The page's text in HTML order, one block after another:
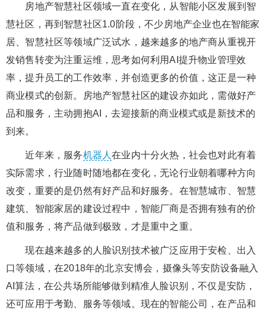
房地产智慧社区领域一直在变化，从智能小区发展到智
慧社区，再到智慧社区1.0阶段，不少房地产企业也在智能家
居、智慧社区等领域广泛试水，越来越多的地产商从重视开
发销售转变为注重运维，思考如何利用AI提升物业管理效
率，提升员工的工作效率，并创造更多的价值，这正是一种
商业模式的创新。房地产智慧社区的建设亦如此，需做好产
品和服务，主动拥抱AI，去迎接新的商业模式或是新技术的
到来。
近年来，服务机器人在业内十分火热，社会也对此有着
实际需求，行业随时随地都在变化，无论行业朝着哪种方向
改变，重要的是仍然有好产品和好服务。在智慧城市、智慧
建筑、智能家居的建设过程中，智能厂商是否拥有独有的价
值和服务，将产品做到极致，才是重中之重。
现在越来越多的人脸识别技术被广泛应用于安检、出入
口等领域，在2018年的北京安博会，摄像头等安防设备融入
AI算法，在公共场所能够做到精准人脸识别，不仅是安防，
还可应用于考勤、服务等领域。现在的智能公司，在产品和